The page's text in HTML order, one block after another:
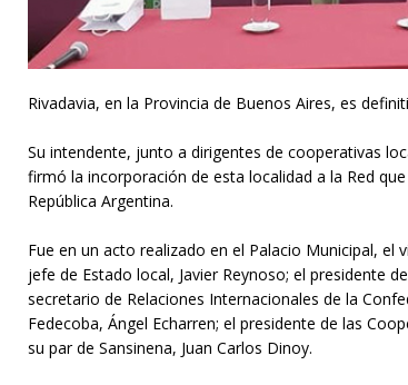
Rivadavia, en la Provincia de Buenos Aires, es
Su intendente, junto a dirigentes de cooperativas
firmó la incorporación de esta localidad a la Red
República Argentina.
Fue en un acto realizado en el Palacio Municipal, el
jefe de Estado local, Javier Reynoso; el presidente
secretario de Relaciones Internacionales de la
Fedecoba, Ángel Echarren; el presidente de las
su par de Sansinena, Juan Carlos Dinoy.